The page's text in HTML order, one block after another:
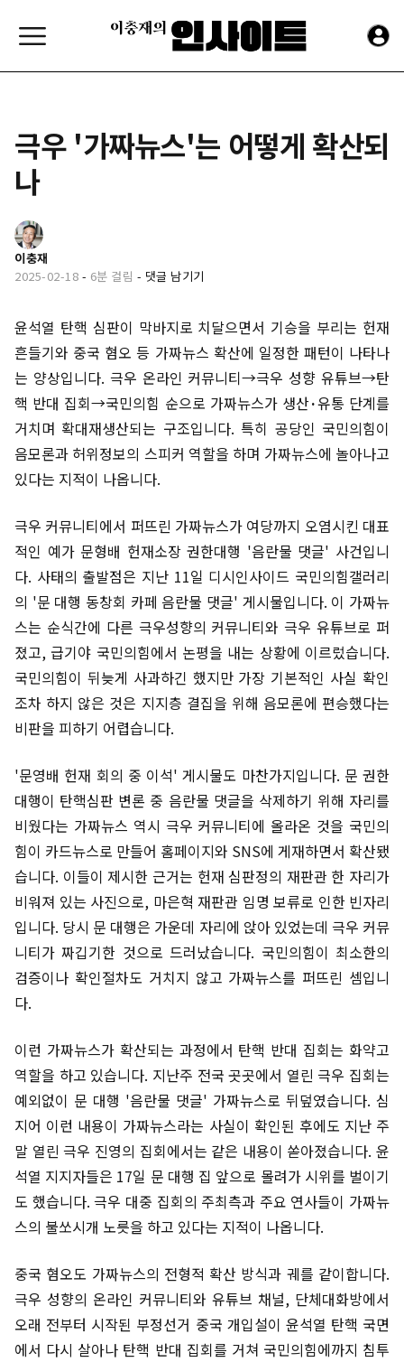
극우 '가짜뉴스'는 어떻게 확산되
나
이충재
2025-02-18 - 6분 걸림 - 댓글 남기기
윤석열 탄핵 심판이 막바지로 치달으면서 기승을 부리는 헌재
흔들기와 중국 혐오 등 가짜뉴스 확산에 일정한 패턴이 나타나
는 양상입니다. 극우 온라인 커뮤니티→극우 성향 유튜브→탄
핵 반대 집회→국민의힘 순으로 가짜뉴스가 생산·유통 단계를
거치며 확대재생산되는 구조입니다. 특히 공당인 국민의힘이
음모론과 허위정보의 스피커 역할을 하며 가짜뉴스에 놀아나고
있다는 지적이 나옵니다.
극우 커뮤니티에서 퍼뜨린 가짜뉴스가 여당까지 오염시킨 대표
적인 예가 문형배 헌재소장 권한대행 '음란물 댓글' 사건입니
다. 사태의 출발점은 지난 11일 디시인사이드 국민의힘갤러리
의 '문 대행 동창회 카페 음란물 댓글' 게시물입니다. 이 가짜뉴
스는 순식간에 다른 극우성향의 커뮤니티와 극우 유튜브로 퍼
졌고, 급기야 국민의힘에서 논평을 내는 상황에 이르렀습니다.
국민의힘이 뒤늦게 사과하긴 했지만 가장 기본적인 사실 확인
조차 하지 않은 것은 지지층 결집을 위해 음모론에 편승했다는
비판을 피하기 어렵습니다.
'문영배 헌재 회의 중 이석' 게시물도 마찬가지입니다. 문 권한
대행이 탄핵심판 변론 중 음란물 댓글을 삭제하기 위해 자리를
비웠다는 가짜뉴스 역시 극우 커뮤니티에 올라온 것을 국민의
힘이 카드뉴스로 만들어 홈페이지와 SNS에 게재하면서 확산됐
습니다. 이들이 제시한 근거는 헌재 심판정의 재판관 한 자리가
비워져 있는 사진으로, 마은혁 재판관 임명 보류로 인한 빈자리
입니다. 당시 문 대행은 가운데 자리에 앉아 있었는데 극우 커뮤
니티가 짜깁기한 것으로 드러났습니다. 국민의힘이 최소한의
검증이나 확인절차도 거치지 않고 가짜뉴스를 퍼뜨린 셈입니
다.
이런 가짜뉴스가 확산되는 과정에서 탄핵 반대 집회는 화약고
역할을 하고 있습니다. 지난주 전국 곳곳에서 열린 극우 집회는
예외없이 문 대행 '음란물 댓글' 가짜뉴스로 뒤덮였습니다. 심
지어 이런 내용이 가짜뉴스라는 사실이 확인된 후에도 지난 주
말 열린 극우 진영의 집회에서는 같은 내용이 쏟아졌습니다. 윤
석열 지지자들은 17일 문 대행 집 앞으로 몰려가 시위를 벌이기
도 했습니다. 극우 대중 집회의 주최측과 주요 연사들이 가짜뉴
스의 불쏘시개 노릇을 하고 있다는 지적이 나옵니다.
중국 혐오도 가짜뉴스의 전형적 확산 방식과 궤를 같이합니다.
극우 성향의 온라인 커뮤니티와 유튜브 채널, 단체대화방에서
오래 전부터 시작된 부정선거 중국 개입설이 윤석열 탄핵 국면
에서 다시 살아나 탄핵 반대 집회를 거쳐 국민의힘에까지 침투